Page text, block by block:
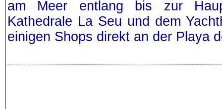
am Meer entlang bis zur
Kathedrale La Seu und dem
einigen Shops direkt an der Playa